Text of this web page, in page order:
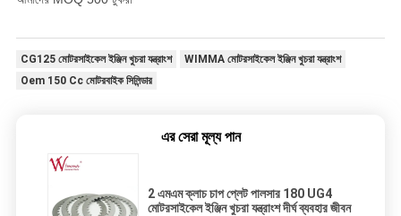
CG125 মোটরসাইকেল ইঞ্জিন খুচরা যন্ত্রাংশ
WIMMA মোটরসাইকেল ইঞ্জিন খুচরা যন্ত্রাংশ
Oem 150 Cc মোটরবাইক সিলিন্ডার
এর সেরা মূল্য পান
2 এমএম ক্লাচ চাপ প্লেট পালসার 180 UG4
মোটরসাইকেল ইঞ্জিন খুচরা যন্ত্রাংশ দীর্ঘ ব্যবহার জীবন